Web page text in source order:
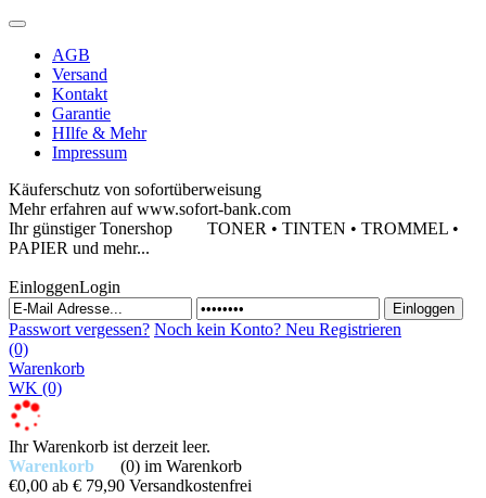
AGB
Versand
Kontakt
Garantie
HIlfe & Mehr
Impressum
Käuferschutz von sofortüberweisung
Mehr erfahren auf www.sofort-bank.com
Ihr günstiger Tonershop TONER • TINTEN • TROMMEL •
PAPIER und mehr...
EinloggenLogin
Passwort vergessen? Noch kein Konto? Neu Registrieren
(0)
Warenkorb
WK (0)
Ihr Warenkorb ist derzeit leer.
Warenkorb
(0) im Warenkorb
€0,00 ab € 79,90 Versandkostenfrei